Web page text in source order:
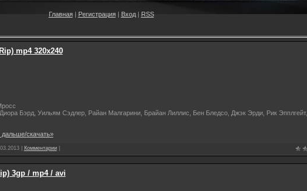
Главная| Регистрация| Вход| RSS
mp4 320х240
Бэрд, Уильям Сэдлер, Райан Малгарини, Брайан Лиллис, Бен Бледсо, Джэк Эрди, Рик Эпплгейт,
дальше/скачать»
| Комментарии|
3gp / mp4 / avi